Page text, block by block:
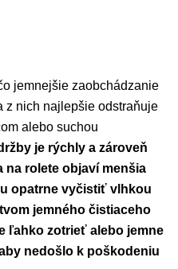
jemnejšie zaobchádzanie
z nich najlepšie odstraňuje
alebo suchou
je rýchly a zároveň
na rolete objaví menšia
opatrne vyčistiť vlhkou
jemného čistiaceho
ľahko zotrieť alebo jemne
nedošlo k poškodeniu